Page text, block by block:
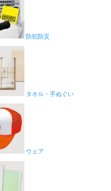
防犯防災
タオル・手ぬぐい
ウェア